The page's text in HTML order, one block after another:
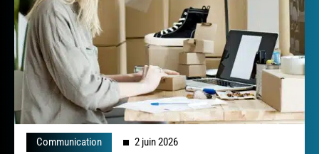
Communication 2 juin 2026